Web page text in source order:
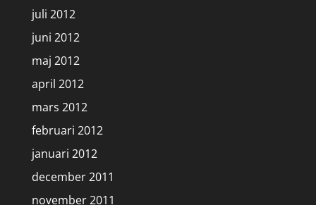
juli 2012
juni 2012
maj 2012
april 2012
mars 2012
februari 2012
januari 2012
december 2011
november 2011